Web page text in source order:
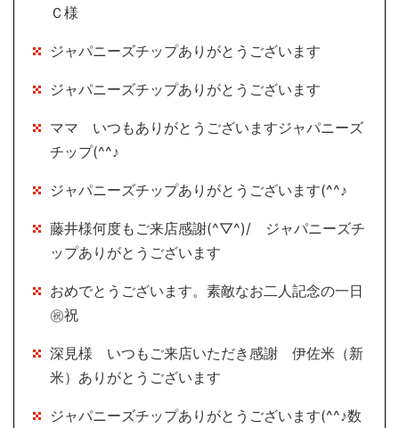
Ｃ様
ジャパニーズチップありがとうございます
ジャパニーズチップありがとうございます
ママ いつもありがとうございますジャパニーズ
チップ(^^♪
ジャパニーズチップありがとうございます(^^♪
藤井様何度もご来店感謝(^▽^)/ ジャパニーズチ
ップありがとうございます
おめでとうございます。素敵なお二人記念の一日
㊗祝
深見様 いつもご来店いただき感謝 伊佐米（新
米）ありがとうございます
ジャパニーズチップありがとうございます(^^♪数